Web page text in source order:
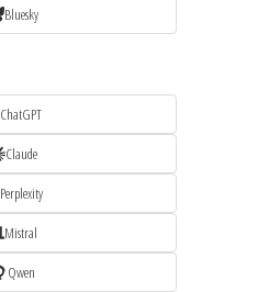
Bluesky
ChatGPT
Claude
Perplexity
Mistral
Qwen